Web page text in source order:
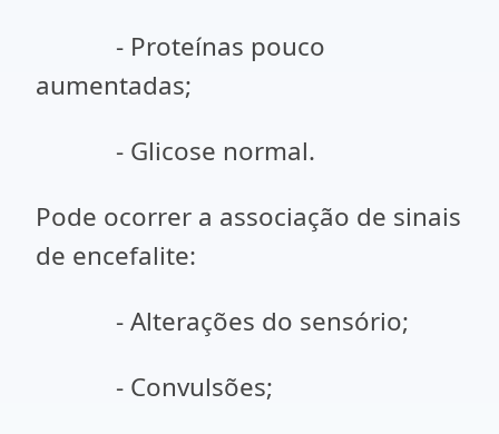
- Proteínas pouco
aumentadas;
- Glicose normal.
Pode ocorrer a associação de sinais
de encefalite:
- Alterações do sensório;
- Convulsões;